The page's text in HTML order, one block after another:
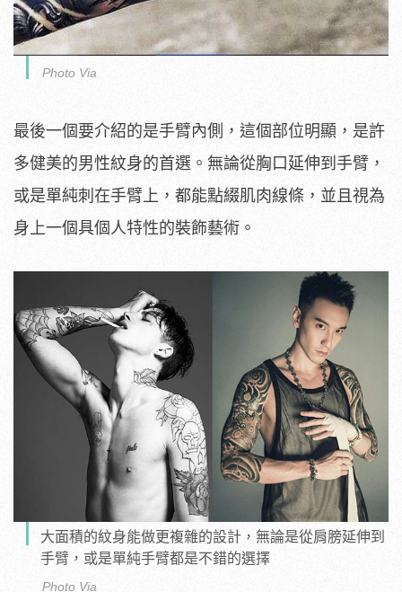
Photo Via
最後一個要介紹的是手臂內側，這個部位明顯，是許
多健美的男性紋身的首選。無論從胸口延伸到手臂，
或是單純刺在手臂上，都能點綴肌肉線條，並且視為
身上一個具個人特性的裝飾藝術。
大面積的紋身能做更複雜的設計，無論是從肩膀延伸到
手臂，或是單純手臂都是不錯的選擇
Photo Via